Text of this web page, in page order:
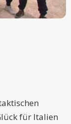
für Italien